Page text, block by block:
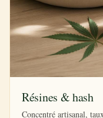
Résines & hash
Concentré artisanal,